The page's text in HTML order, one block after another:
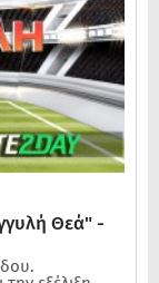
Θεά" -